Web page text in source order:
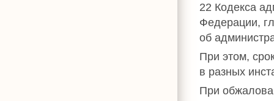
22 Кодекса
Федерации,
об
При этом,
в разных
При